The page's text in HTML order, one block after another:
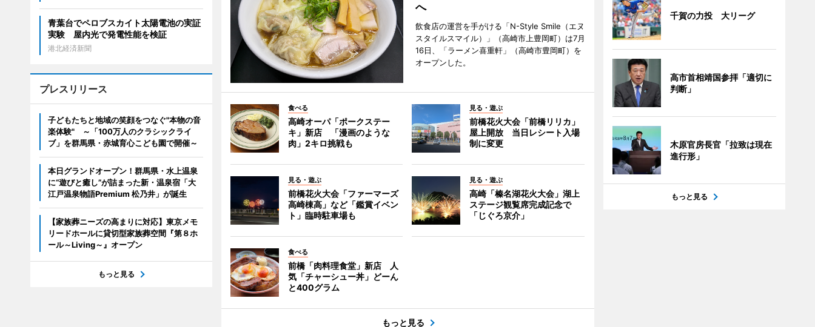
へ
飲食店の運営を手がける「N-Style Smile（エヌ
スタイルスマイル）」（高崎市上豊岡町）は7月
16日、「ラーメン喜重軒」（高崎市豊岡町）を
オープンした。
食べる
高崎オーパ「ポークステー
キ」新店 「漫画のような
肉」2キロ挑戦も
見る・遊ぶ
前橋花火大会「前橋リリカ」
屋上開放 当日レシート入場
制に変更
見る・遊ぶ
前橋花火大会「ファーマーズ
高崎棟高」など「鑑賞イベン
ト」臨時駐車場も
見る・遊ぶ
高崎「榛名湖花火大会」湖上
ステージ観覧席完成記念で
「じぐろ京介」
食べる
前橋「肉料理食堂」新店 人
気「チャーシュー丼」どーん
と400グラム
もっと見る
青葉台でペロブスカイト太陽電池の実証
実験 屋内光で発電性能を検証
港北経済新聞
プレスリリース
子どもたちと地域の笑顔をつなぐ"本物の音
楽体験" ～「100万人のクラシックライ
ブ」を群馬県・赤城育心こども園で開催～
本日グランドオープン！群馬県・水上温泉
に“遊びと癒し”が詰まった新・温泉宿「大
江戸温泉物語Premium 松乃井」が誕生
【家族葬ニーズの高まりに対応】東京メモ
リードホールに貸切型家族葬空間『第８ホ
ール～Living～』オープン
もっと見る
千賀の力投 大リーグ
高市首相靖国参拝「適切に
判断」
木原官房長官「拉致は現在
進行形」
もっと見る